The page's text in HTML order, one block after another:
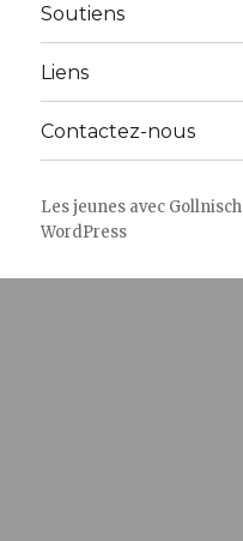
Soutiens
Liens
Contactez-nous
Les jeunes avec Gollnisch
WordPress